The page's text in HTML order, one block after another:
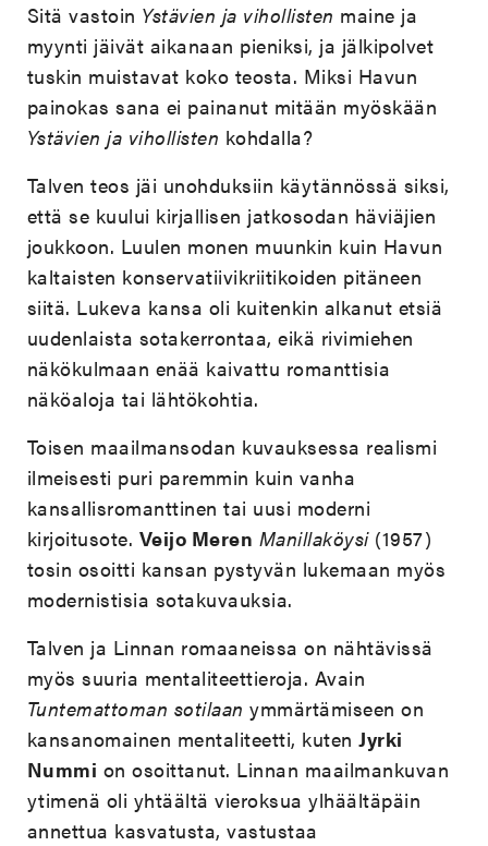
Sitä vastoin Ystävien ja vihollisten maine ja
myynti jäivät aikanaan pieniksi, ja jälkipolvet
tuskin muistavat koko teosta. Miksi Havun
painokas sana ei painanut mitään myöskään
Ystävien ja vihollisten kohdalla?
Talven teos jäi unohduksiin käytännössä siksi,
että se kuului kirjallisen jatkosodan häviäjien
joukkoon. Luulen monen muunkin kuin Havun
kaltaisten konservatiivikriitikoiden pitäneen
siitä. Lukeva kansa oli kuitenkin alkanut etsiä
uudenlaista sotakerrontaa, eikä rivimiehen
näkökulmaan enää kaivattu romanttisia
näköaloja tai lähtökohtia.
Toisen maailmansodan kuvauksessa realismi
ilmeisesti puri paremmin kuin vanha
kansallisromanttinen tai uusi moderni
kirjoitusote. Veijo Meren Manillaköysi(1957)
tosin osoitti kansan pystyvän lukemaan myös
modernistisia sotakuvauksia.
Talven ja Linnan romaaneissa on nähtävissä
myös suuria mentaliteettieroja. Avain
Tuntemattoman sotilaan ymmärtämiseen on
kansanomainen mentaliteetti, kutenJyrki
Nummi on osoittanut. Linnan maailmankuvan
ytimenä oli yhtäältä vieroksua ylhäältäpäin
annettua kasvatusta, vastustaa